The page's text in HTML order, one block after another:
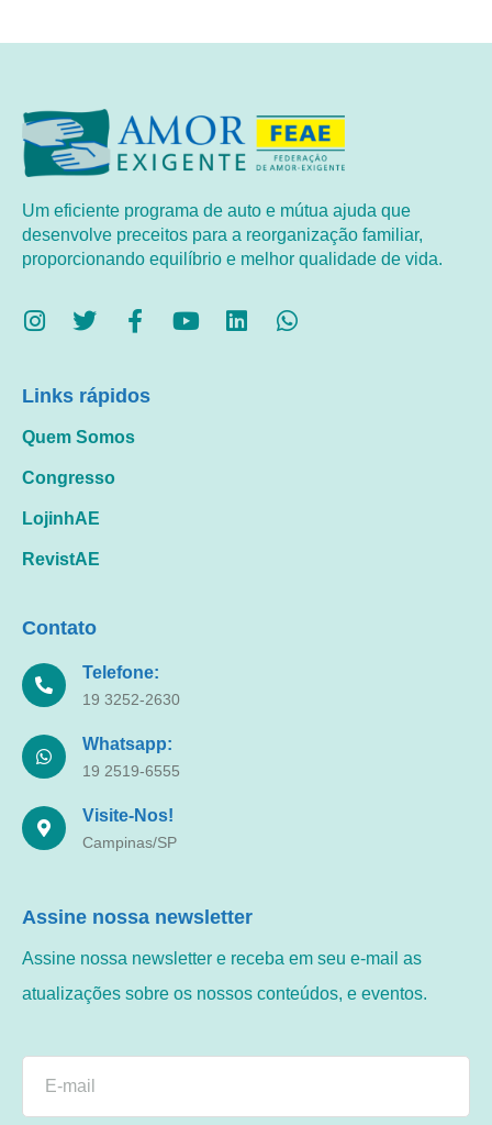
Um eficiente programa de auto e mútua ajuda que
desenvolve preceitos para a reorganização familiar,
proporcionando equilíbrio e melhor qualidade de vida.
Links rápidos
Quem Somos
Congresso
LojinhAE
RevistAE
Contato
Telefone:
19 3252-2630
Whatsapp:
19 2519-6555
Visite-Nos!
Campinas/SP
Assine nossa newsletter
Assine nossa newsletter e receba em seu e-mail as
atualizações sobre os nossos conteúdos, e eventos.